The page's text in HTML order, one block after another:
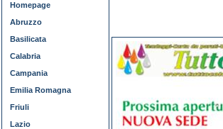
Homepage
Abruzzo
Basilicata
Calabria
Campania
Emilia Romagna
Friuli
Lazio